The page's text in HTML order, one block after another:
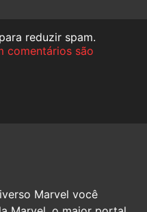
reduzir spam.
comentários são
Marvel você